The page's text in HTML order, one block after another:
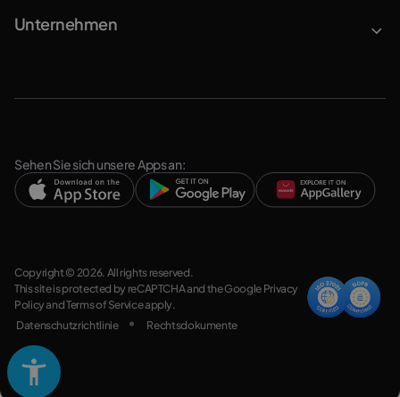
Unternehmen
Sehen Sie sich unsere Apps an:
Copyright © 2026. All rights reserved.
This site is protected by reCAPTCHA and the Google Privacy
PolicyandTerms of Serviceapply.
Datenschutzrichtlinie
Rechtsdokumente